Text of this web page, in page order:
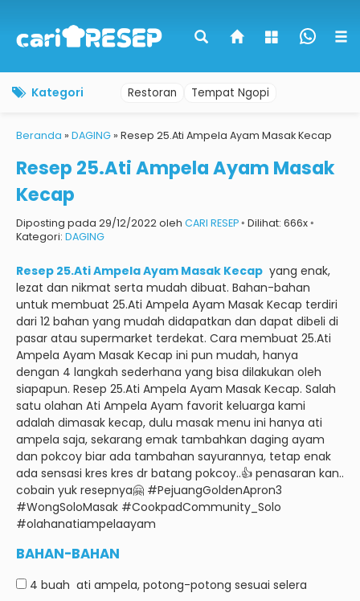
Kategori Restoran Tempat Ngopi
Beranda » DAGING» Resep 25.Ati Ampela Ayam Masak Kecap
Resep 25.Ati Ampela Ayam Masak
Kecap
Diposting pada 29/12/2022 oleh CARI RESEP◦ Dilihat: 666x ◦
Kategori: DAGING
Resep 25.Ati Ampela Ayam Masak Kecap yang enak,
lezat dan nikmat serta mudah dibuat. Bahan-bahan
untuk membuat 25.Ati Ampela Ayam Masak Kecap terdiri
dari 12 bahan yang mudah didapatkan dan dapat dibeli di
pasar atau supermarket terdekat. Cara membuat 25.Ati
Ampela Ayam Masak Kecap ini pun mudah, hanya
dengan 4 langkah sederhana yang bisa dilakukan oleh
siapapun. Resep 25.Ati Ampela Ayam Masak Kecap. Salah
satu olahan Ati Ampela Ayam favorit keluarga kami
adalah dimasak kecap, dulu masak menu ini hanya ati
ampela saja, sekarang emak tambahkan daging ayam
dan pokcoy biar ada tambahan sayurannya, tetap enak
ada sensasi kres kres dr batang pokcoy..👍 penasaran kan..
cobain yuk resepnya🤗 #PejuangGoldenApron3
#WongSoloMasak #CookpadCommunity_Solo
#olahanatiampelaayam
BAHAN-BAHAN
4 buah ati ampela, potong-potong sesuai selera